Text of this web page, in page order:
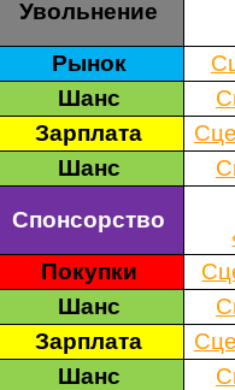
Увольнение
Рынок
Шанс
Зарплата
Шанс
Спонсорство
Покупки
Шанс
Зарплата
Шанс